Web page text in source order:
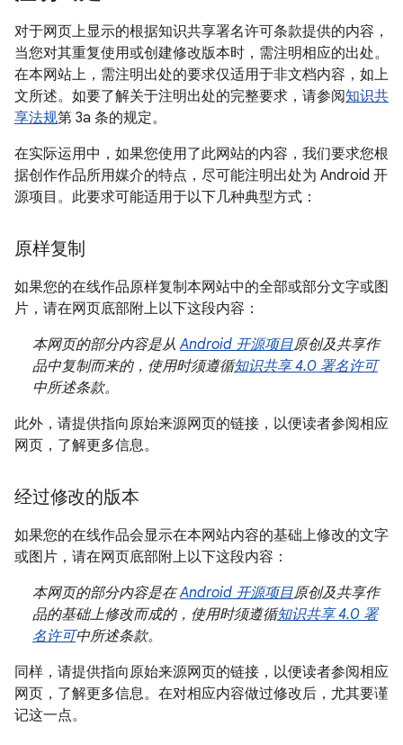
对于网页上显示的根据知识共享署名许可条款提供的内容，
当您对其重复使用或创建修改版本时，需注明相应的出处。
在本网站上，需注明出处的要求仅适用于非文档内容，如上
文所述。如要了解关于注明出处的完整要求，请参阅知识共
享法规第 3a 条的规定。
在实际运用中，如果您使用了此网站的内容，我们要求您根
据创作作品所用媒介的特点，尽可能注明出处为 Android 开
源项目。此要求可能适用于以下几种典型方式：
原样复制
如果您的在线作品原样复制本网站中的全部或部分文字或图
片，请在网页底部附上以下这段内容：
本网页的部分内容是从Android 开源项目原创及共享作
品中复制而来的，使用时须遵循知识共享 4.0 署名许可
中所述条款。
此外，请提供指向原始来源网页的链接，以便读者参阅相应
网页，了解更多信息。
经过修改的版本
如果您的在线作品会显示在本网站内容的基础上修改的文字
或图片，请在网页底部附上以下这段内容：
本网页的部分内容是在Android 开源项目原创及共享作
品的基础上修改而成的，使用时须遵循知识共享 4.0 署
名许可中所述条款。
同样，请提供指向原始来源网页的链接，以便读者参阅相应
网页，了解更多信息。在对相应内容做过修改后，尤其要谨
记这一点。